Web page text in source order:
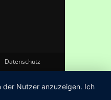
Datenschutz
der Nutzer anzuzeigen. Ich